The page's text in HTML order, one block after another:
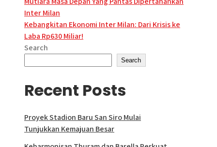
navigation
Inter Milan
Kebangkitan Ekonomi Inter Milan: Dari Krisis ke
Laba Rp630 Miliar!
Search
Search
Recent Posts
Proyek Stadion Baru San Siro Mulai
Tunjukkan Kemajuan Besar